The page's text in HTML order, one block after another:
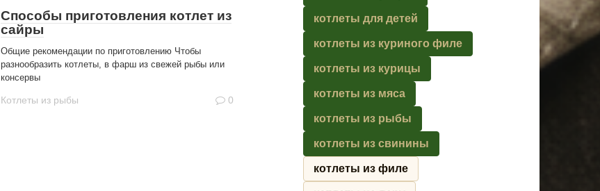
Способы приготовления котлет из
сайры
Общие рекомендации по приготовлению Чтобы
разнообразить котлеты, в фарш из свежей рыбы или
консервы
Котлеты из рыбы 0
котлеты для детей
котлеты из куриного филе
котлеты из курицы
котлеты из мяса
котлеты из рыбы
котлеты из свинины
котлеты из филе